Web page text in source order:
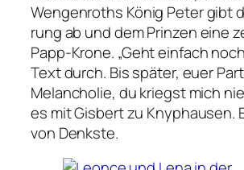
Wengenroths König Peter gibt
rung ab und dem Prinzen eine
Papp-Krone. „Geht einfach
Text durch. Bis später, euer
Melancholie, du kriegst mich
es mit Gisbert zu Knyphausen.
von Denkste.